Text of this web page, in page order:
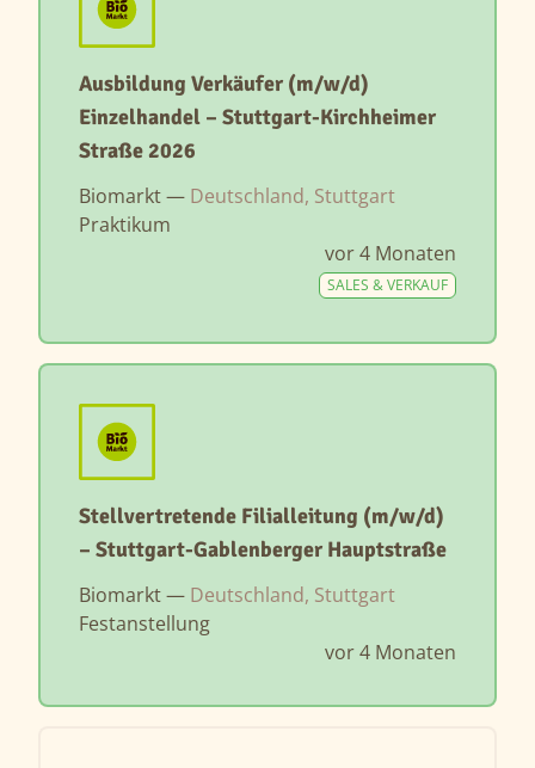
Ausbildung Verkäufer (m/w/d)
Einzelhandel – Stuttgart-Kirchheimer
Straße 2026
Biomarkt — Deutschland, Stuttgart
Praktikum
vor 4 Monaten
SALES & VERKAUF
Stellvertretende Filialleitung (m/w/d)
– Stuttgart-Gablenberger Hauptstraße
Biomarkt — Deutschland, Stuttgart
Festanstellung
vor 4 Monaten